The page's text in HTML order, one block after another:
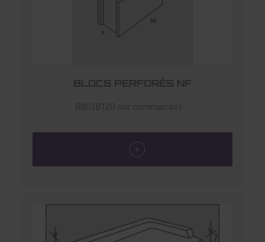
BLOCS PERFORÉS NF
B80 (B120 sur commande)